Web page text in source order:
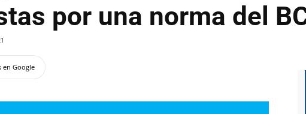
por una norma del
en Google